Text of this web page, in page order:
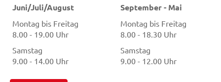
Juni/Juli/August
Montag bis Freitag
8.00 - 19.00 Uhr
Samstag
9.00 - 14.00 Uhr
September - Mai
Montag bis Freitag
8.00 - 18.30 Uhr
Samstag
9.00 - 12.00 Uhr